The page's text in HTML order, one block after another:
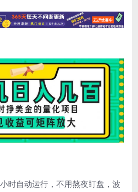
时自动运行，不用熬夜盯盘，波